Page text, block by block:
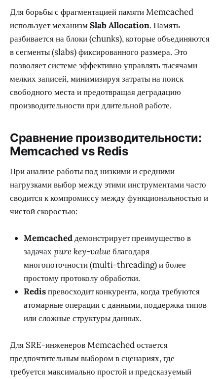
Для борьбы с фрагментацией памяти Memcached
использует механизмSlab Allocation. Память
разбивается на блоки (chunks), которые объединяются
в сегменты (slabs) фиксированного размера. Это
позволяет системе эффективно управлять тысячами
мелких записей, минимизируя затраты на поиск
свободного места и предотвращая деградацию
производительности при длительной работе.
Сравнение производительности:
Memcached vs Redis
При анализе работы под низкими и средними
нагрузками выбор между этими инструментами часто
сводится к компромиссу между функциональностью и
чистой скоростью:
Memcachedдемонстрирует преимущество в
задачахpure key-valueблагодаря
многопоточности (multi-threading) и более
простому протоколу обработки.
Redisпревосходит конкурента, когда требуются
атомарные операции с данными, поддержка типов
или сложные структуры данных.
Для SRE-инженеров Memcached остается
предпочтительным выбором в сценариях, где
требуется максимально простой и предсказуемый